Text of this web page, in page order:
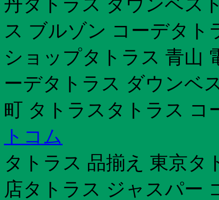
ス ブルゾン コーデタ
ショップタトラス 青山
ーデタトラス ダウンベ
町 タトラスタトラス コ
トコム
タトラス 品揃え 東京タ
店タトラス ジャスパー